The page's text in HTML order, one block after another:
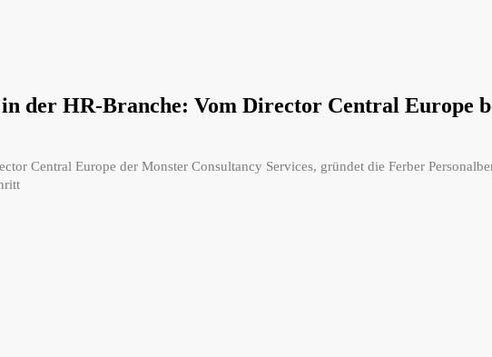
in der HR-Branche: Vom Director Central
Central Europe der Monster Consultancy Services, gründet die Ferber